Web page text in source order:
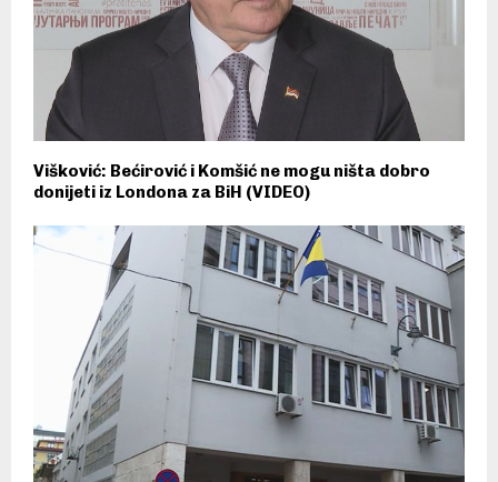
Višković: Bećirović i Komšić ne mogu ništa dobro
donijeti iz Londona za BiH (VIDEO)